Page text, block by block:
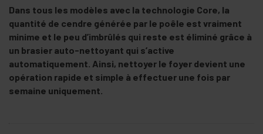
Dans tous les modèles avec la technologie Core, la
quantité de cendre générée par le poêle est vraiment
minime et le peu d’imbrûlés qui reste est éliminé grâce à
un brasier auto-nettoyant qui s’active
automatiquement. Ainsi, nettoyer le foyer devient une
opération rapide et simple à effectuer une fois par
semaine uniquement.